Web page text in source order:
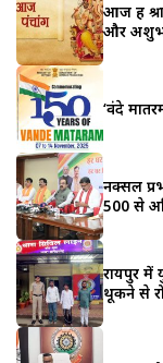
आज हैं
और
‘वंदे
नक्सल
500 से
रायपुर में
थूकने से